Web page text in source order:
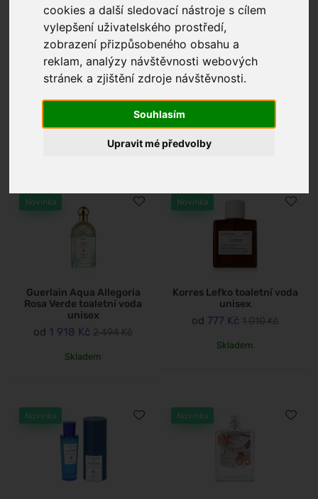
cookies a další sledovací nástroje s cílem
vylepšení uživatelského prostředí,
zobrazení přizpůsobeného obsahu a
reklam, analýzy návštěvnosti webových
stránek a zjištění zdroje návštěvnosti.
Souhlasím
Upravit mé předvolby
Roberto Cavalli Just Cavalli
unisex
Maison Margiela Replica
unisex
od
Novinka
Guerlain Aqua Allegoria
Rosa Verde toaletní voda
unisex
od 1 918 Kč 2 494 Kč
Skladem
Novinka
Korres Lefko toaletní voda
unisex
od 777 Kč 1 010 Kč
Skladem
Novinka Novinka